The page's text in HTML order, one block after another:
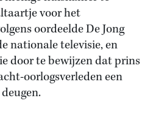
voor het
oordeelde De Jong
nationale televisie, en
door te bewijzen dat prins
oorlogsverleden een